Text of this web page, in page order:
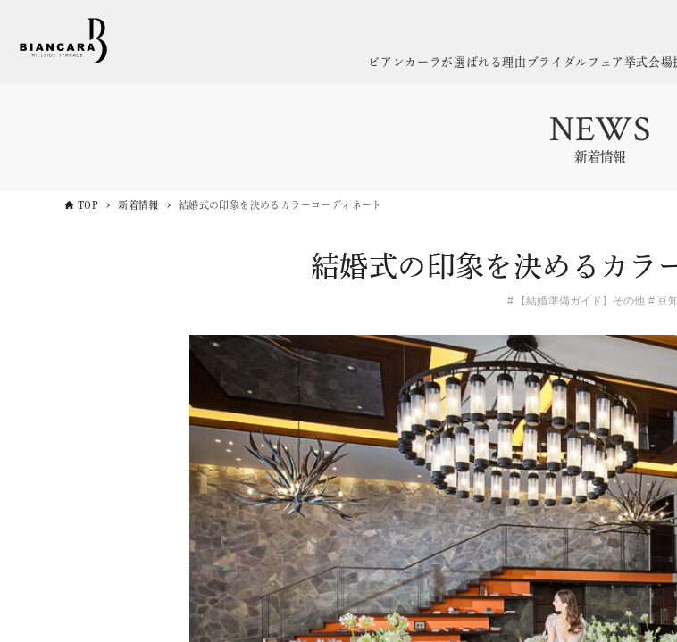
ビアンカーラが選ばれる理由 ブライダルフェア挙式会場
NEWS
新着情報
TOP 新着情報 結婚式の印象を決めるカラーコーディネート
結婚式の印象を決めるカラ
【結婚準備ガイド】その他 豆